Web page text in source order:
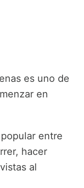
es uno de
en
entre
hacer
al